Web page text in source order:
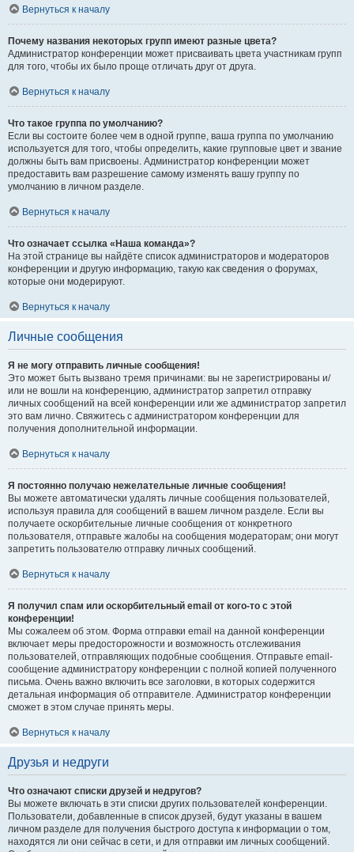
Вернуться к началу
Почему названия некоторых групп имеют разные цвета?
Администратор конференции может присваивать цвета участникам групп
для того, чтобы их было проще отличать друг от друга.
Вернуться к началу
Что такое группа по умолчанию?
Если вы состоите более чем в одной группе, ваша группа по умолчанию
используется для того, чтобы определить, какие групповые цвет и звание
должны быть вам присвоены. Администратор конференции может
предоставить вам разрешение самому изменять вашу группу по
умолчанию в личном разделе.
Вернуться к началу
Что означает ссылка «Наша команда»?
На этой странице вы найдёте список администраторов и модераторов
конференции и другую информацию, такую как сведения о форумах,
которые они модерируют.
Вернуться к началу
Личные сообщения
Я не могу отправить личные сообщения!
Это может быть вызвано тремя причинами: вы не зарегистрированы и/
или не вошли на конференцию, администратор запретил отправку
личных сообщений на всей конференции или же администратор запретил
это вам лично. Свяжитесь с администратором конференции для
получения дополнительной информации.
Вернуться к началу
Я постоянно получаю нежелательные личные сообщения!
Вы можете автоматически удалять личные сообщения пользователей,
используя правила для сообщений в вашем личном разделе. Если вы
получаете оскорбительные личные сообщения от конкретного
пользователя, отправьте жалобы на сообщения модераторам; они могут
запретить пользователю отправку личных сообщений.
Вернуться к началу
Я получил спам или оскорбительный email от кого-то с этой
конференции!
Мы сожалеем об этом. Форма отправки email на данной конференции
включает меры предосторожности и возможность отслеживания
пользователей, отправляющих подобные сообщения. Отправьте email-
сообщение администратору конференции с полной копией полученного
письма. Очень важно включить все заголовки, в которых содержится
детальная информация об отправителе. Администратор конференции
сможет в этом случае принять меры.
Вернуться к началу
Друзья и недруги
Что означают списки друзей и недругов?
Вы можете включать в эти списки других пользователей конференции.
Пользователи, добавленные в список друзей, будут указаны в вашем
личном разделе для получения быстрого доступа к информации о том,
находятся ли они сейчас в сети, и для отправки им личных сообщений.